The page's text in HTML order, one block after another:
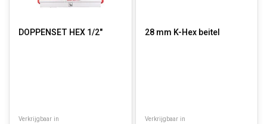
DOPPENSET HEX 1/2"
Verkrijgbaar in
28 mm K-Hex beitel
Verkrijgbaar in